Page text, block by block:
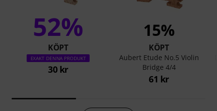
52%
KÖPT
EXAKT DENNA PRODUKT
30 kr
15%
KÖPT
Aubert Etude No.5 Violin
Bridge 4/4
61 kr